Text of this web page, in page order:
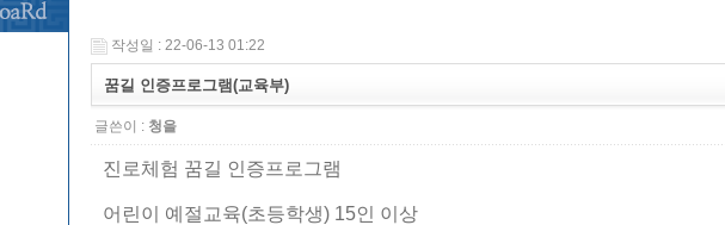
작성일 : 22-06-13 01:22
꿈길 인증프로그램(교육부)
글쓴이 : 청을
진로체험 꿈길 인증프로그램
어린이 예절교육(초등학생) 15인 이상